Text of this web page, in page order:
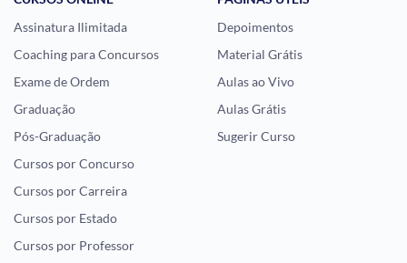
Assinatura Ilimitada
Coaching para Concursos
Exame de Ordem
Graduação
Pós-Graduação
Cursos por Concurso
Cursos por Carreira
Cursos por Estado
Cursos por Professor
Depoimentos
Material Grátis
Aulas ao Vivo
Aulas Grátis
Sugerir Curso